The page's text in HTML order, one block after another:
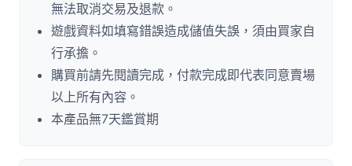
無法取消交易及退款。
遊戲資料如填寫錯誤造成儲值失誤，須由買家自
行承擔。
購買前請先閱讀完成，付款完成即代表同意賣場
以上所有內容。
本產品無7天鑑賞期